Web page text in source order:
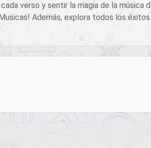
verso y sentir la magia de la música
Además, explora todos los